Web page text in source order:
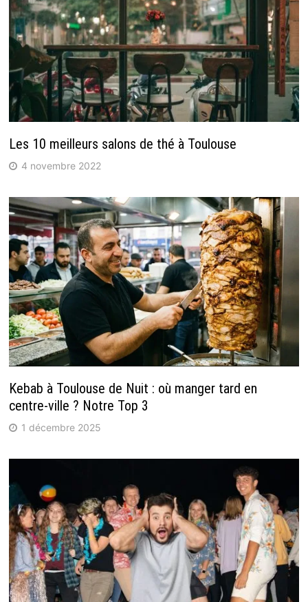
Les 10 meilleurs salons de thé à Toulouse
4 novembre 2022
Kebab à Toulouse de Nuit : où manger tard en
centre-ville ? Notre Top 3
1 décembre 2025